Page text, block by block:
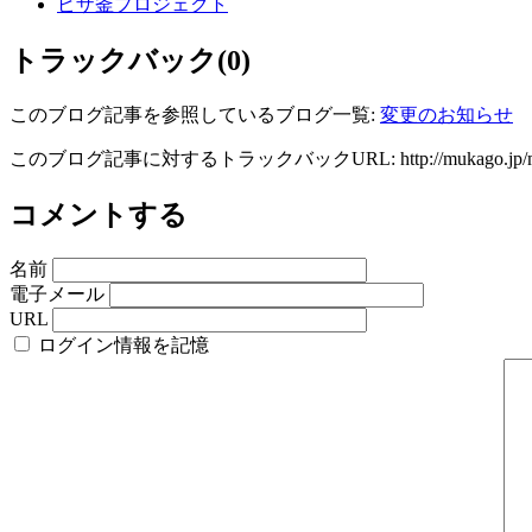
ピザ釜プロジェクト
トラックバック(0)
このブログ記事を参照しているブログ一覧: 変更のお知らせ
このブログ記事に対するトラックバックURL: http://
コメントする
名前
電子メール
URL
ログイン情報を記憶